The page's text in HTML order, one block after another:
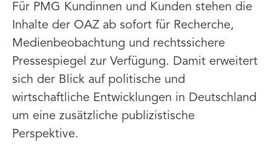
Für PMG Kundinnen und Kunden stehen die
Inhalte der OAZ ab sofort für Recherche,
Medienbeobachtung und rechtssichere
Pressespiegel zur Verfügung. Damit erweitert
sich der Blick auf politische und
wirtschaftliche Entwicklungen in Deutschland
um eine zusätzliche publizistische
Perspektive.